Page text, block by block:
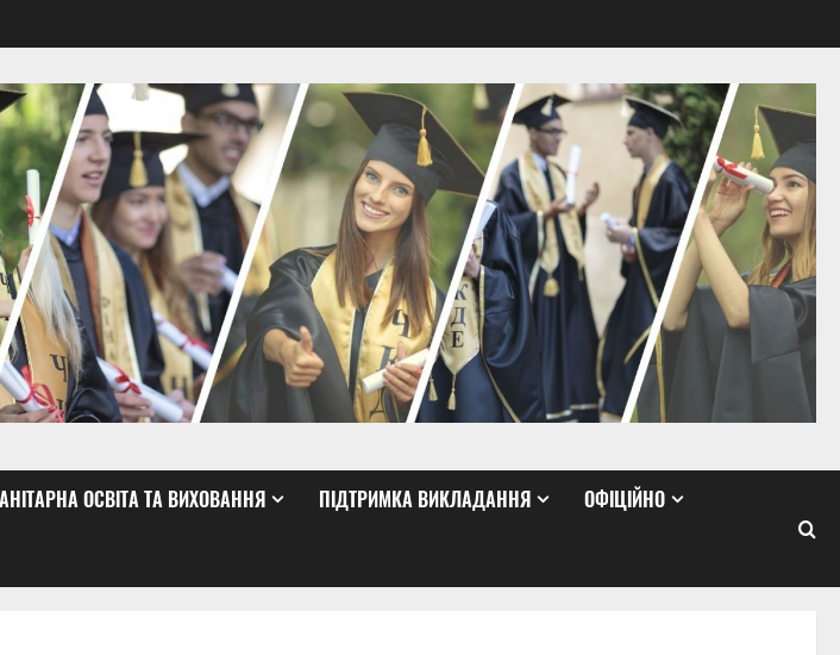
ОСВІТА ТА ВИХОВАННЯ ПІДТРИМКА ВИКЛАДАННЯ ОФІЦІЙНО